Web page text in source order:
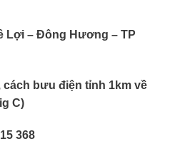
Lợi – Đông Hương – TP
bưu điện tỉnh 1km về
C)
368